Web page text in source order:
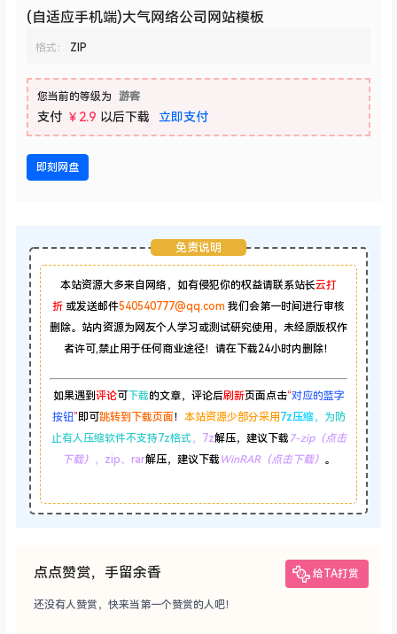
(自适应手机端)大气网络公司网站模板
格式： ZIP
您当前的等级为 游客
支付 ￥2.9 以后下载 立即支付
即刻网盘
免责说明
本站资源大多来自网络，如有侵犯你的权益请联系站长云打
折 或发送邮件540540777@qq.com 我们会第一时间进行审核
删除。站内资源为网友个人学习或测试研究使用，未经原版权作
者许可,禁止用于任何商业途径！请在下载24小时内删除！
如果遇到 评论可下载的文章，评论后刷新页面点击“对应的蓝字
按钮” 即可跳转到下载页面！ 本站资源少部分采用 7z压缩，
为防
止有人压缩软件不支持7z格式 ，7z解压，建议下载 7-zip（点击
下载） ，zip、rar解压，建议下载 WinRAR（点击下载） 。
点点赞赏，手留余香 给TA打赏
还没有人赞赏，快来当第一个赞赏的人吧！